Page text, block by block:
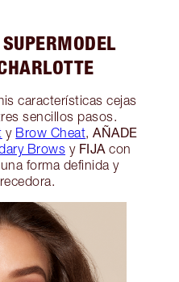
características cejas
sencillos pasos.
y Brow Cheat,AÑADE
Brows y FIJA con
forma definida y